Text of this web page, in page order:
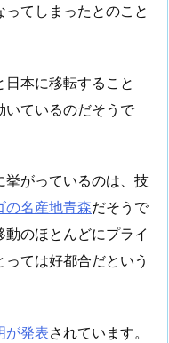
てしまったとのこと
本に移転すること
いているのだそうで
挙がっているのは、技
の名産地青森だそうで
のほとんどにプライ
ては好都合だという
が発表されています。